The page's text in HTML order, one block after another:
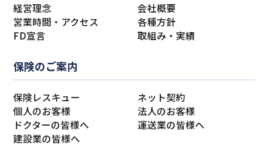
経営理念
会社概要
営業時間・アクセス
各種方針
FD宣言
取組み・実績
保険のご案内
保険レスキュー
ネット契約
個人のお客様
法人のお客様
ドクターの皆様へ
運送業の皆様へ
建設業の皆様へ